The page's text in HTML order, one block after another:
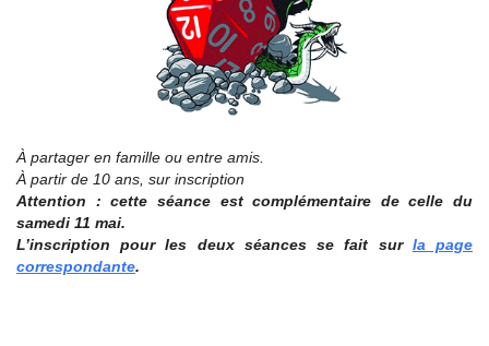
À partager en famille ou entre amis.
À partir de 10 ans, sur inscription
Attention : cette séance est complémentaire de celle du
samedi 11 mai.
L’inscription pour les deux séances se fait sur la page
correspondante.